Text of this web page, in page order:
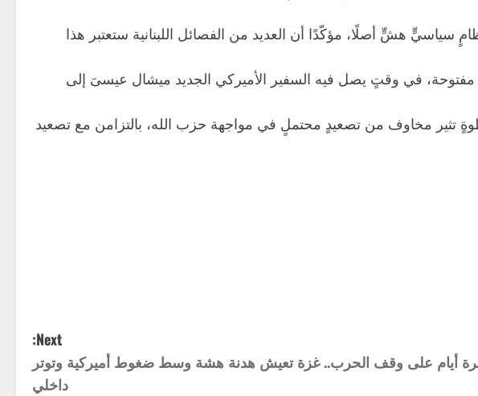
هشٍّ أصلًا، مؤكّدًا أن العديد من الفصائل اللبنانية ستعتبر هذا
مفتوحة، في وقتٍ يصل فيه السفير الأميركي الجديد ميشال عيسىَ إلى
مخاوف من تصعيدٍ محتملٍ في مواجهة حزب الله، بالتزامن مع تصعيد
Next:
أيام على وقف الحرب.. غزة تعيش هدنة هشة وسط ضغوط أميركية وتوتر
داخلي